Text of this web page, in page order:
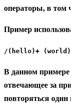
операторы, в том
Пример
/(hello)+
В данном
отвечающее за
повторяться один